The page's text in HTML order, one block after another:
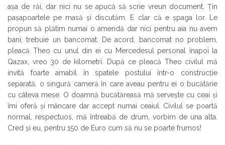
așa de răi, dar nici nu se apucă să scrie vreun document. Țin
pașapoartele pe masă și discutăm. E clar că e șpaga lor. Le
propun să plătim numai o amendă dar nici pentru aia nu avem
bani, trebuie un bancomat. De acord, bancomat no problem,
pleacă Theo cu unul din ei cu Mercedesul personal înapoi la
Qazax, vreo 30 de kilometri. După ce pleacă Theo civilul mă
invită foarte amabil în spatele postului într-o construcție
separată, o singură cameră în care aveau pentru ei o bucătărie
cu câteva mese. O doamnă bucătăreasă mă servește cu ceai și
îmi oferă și mâncare dar accept numai ceaiul. Civilul se poartă
normal, respectuos, mă întreabă de drum, vorbim de una alta.
Cred și eu, pentru 150 de Euro cum să nu se poarte frumos!